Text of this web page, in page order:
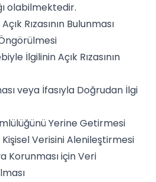
olabilmektedir.
Rızasının Bulunması
İlgilinin Açık Rızasının
veya İfasıyla Doğrudan İlgi
Yerine Getirmesi
Verisini Alenileştirmesi
Korunması için Veri